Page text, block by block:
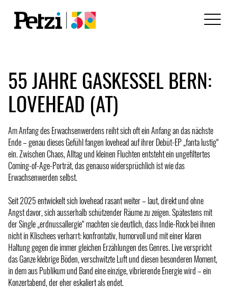
55 JAHRE GASKESSEL BERN:
LOVEHEAD (AT)
Am Anfang des Erwachsenwerdens reiht sich oft ein Anfang an das nächste
Ende – genau dieses Gefühl fangen lovehead auf ihrer Debüt-EP „fanta lustig“
ein. Zwischen Chaos, Alltag und kleinen Fluchten entsteht ein ungefiltertes
Coming-of-Age-Porträt, das genauso widersprüchlich ist wie das
Erwachsenwerden selbst.
Seit 2025 entwickelt sich lovehead rasant weiter – laut, direkt und ohne
Angst davor, sich ausserhalb schützender Räume zu zeigen. Spätestens mit
der Single „erdnussallergie“ machten sie deutlich, dass Indie-Rock bei ihnen
nicht in Klischees verharrt: konfrontativ, humorvoll und mit einer klaren
Haltung gegen die immer gleichen Erzählungen des Genres. Live verspricht
das Ganze klebrige Böden, verschwitzte Luft und diesen besonderen Moment,
in dem aus Publikum und Band eine einzige, vibrierende Energie wird – ein
Konzertabend, der eher eskaliert als endet.